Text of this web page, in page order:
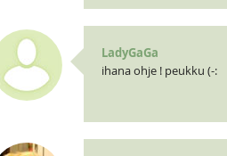
LadyGaGa
ihana ohje ! peukku (-: